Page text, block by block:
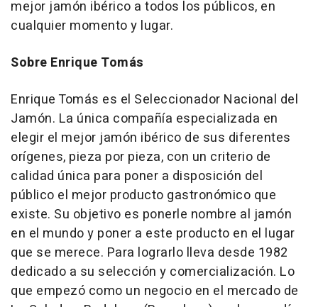
mejor jamón ibérico a todos los públicos, en
cualquier momento y lugar.
Sobre Enrique Tomás
Enrique Tomás es el Seleccionador Nacional del
Jamón. La única compañía especializada en
elegir el mejor jamón ibérico de sus diferentes
orígenes, pieza por pieza, con un criterio de
calidad única para poner a disposición del
público el mejor producto gastronómico que
existe. Su objetivo es ponerle nombre al jamón
en el mundo y poner a este producto en el lugar
que se merece. Para lograrlo lleva desde 1982
dedicado a su selección y comercialización. Lo
que empezó como un negocio en el mercado de